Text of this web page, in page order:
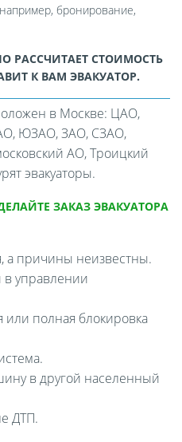
бронирование,
РАССЧИТАЕТ СТОИМОСТЬ
К ВАМ ЭВАКУАТОР.
в Москве: ЦАО,
ЮЗАО, ЗАО, СЗАО,
АО, Троицкий
эвакуаторы.
ЗАКАЗ ЭВАКУАТОРА
а причины неизвестны.
управлении
полная блокировка
в другой населенный
ДТП.